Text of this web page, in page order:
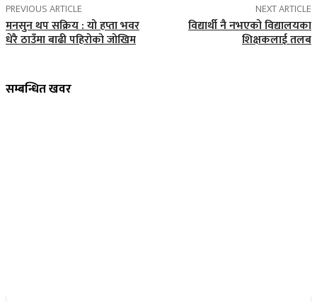
PREVIOUS ARTICLE
मनसुन थप सक्रिय : यो हप्ता भवर
धेरै ठाउँमा बाढी पहिरोको जोखिम
NEXT ARTICLE
विद्यार्थी नै नभएको विद्यालयका
शिक्षकलाई तलब
सम्बन्धित खवर